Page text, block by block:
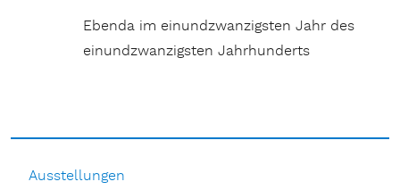
Ebenda im einundzwanzigsten Jahr des
einundzwanzigsten Jahrhunderts
Ausstellungen